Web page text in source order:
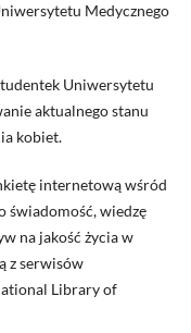
Medycznego
Uniwersytetu
aktualnego stanu
kobiet.
internetową wśród
świadomość, wiedzę
na jakość życia w
z serwisów
Library of